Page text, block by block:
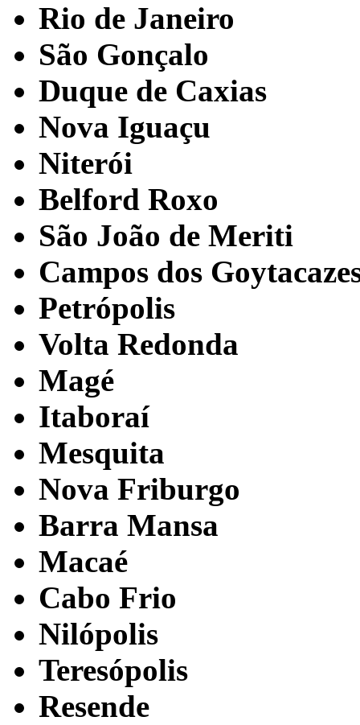
Rio de Janeiro
São Gonçalo
Duque de Caxias
Nova Iguaçu
Niterói
Belford Roxo
São João de Meriti
Campos dos
Petrópolis
Volta Redonda
Magé
Itaboraí
Mesquita
Nova Friburgo
Barra Mansa
Macaé
Cabo Frio
Nilópolis
Teresópolis
Resende